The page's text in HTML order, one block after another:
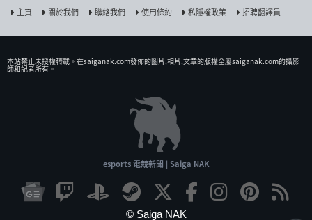
主頁 關於我們 聯絡我們 使用條約 私隱權政策 招聘翻譯員
本站禁止未授權𨍭載。在saiganak.com發佈的圖片,相片,文章的版權全屬saiganak.com的攝影
師和記者所有。
esports 電競新聞 | Saiga NAK
© Saiga NAK